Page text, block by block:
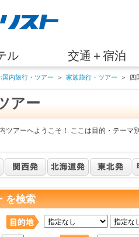
ル 交通＋宿泊
国内旅行・ツアー ＞ 家族旅行・ツアー ＞ 四
アー
ツアーへようこそ！ ここは目的・テーマ
を検索